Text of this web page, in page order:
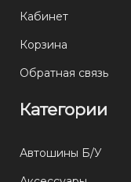
Кабинет
Корзина
Обратная связь
Категории
Автошины Б/У